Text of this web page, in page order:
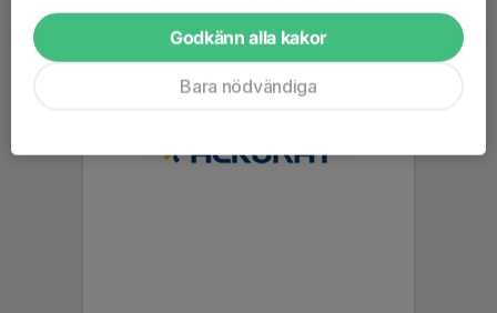
Godkänn alla kakor
Bara nödvändiga